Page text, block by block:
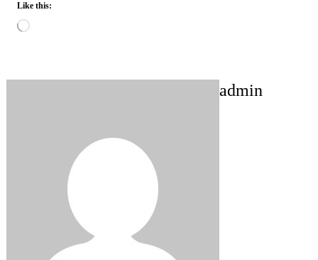
Like this:
Loading…
admin